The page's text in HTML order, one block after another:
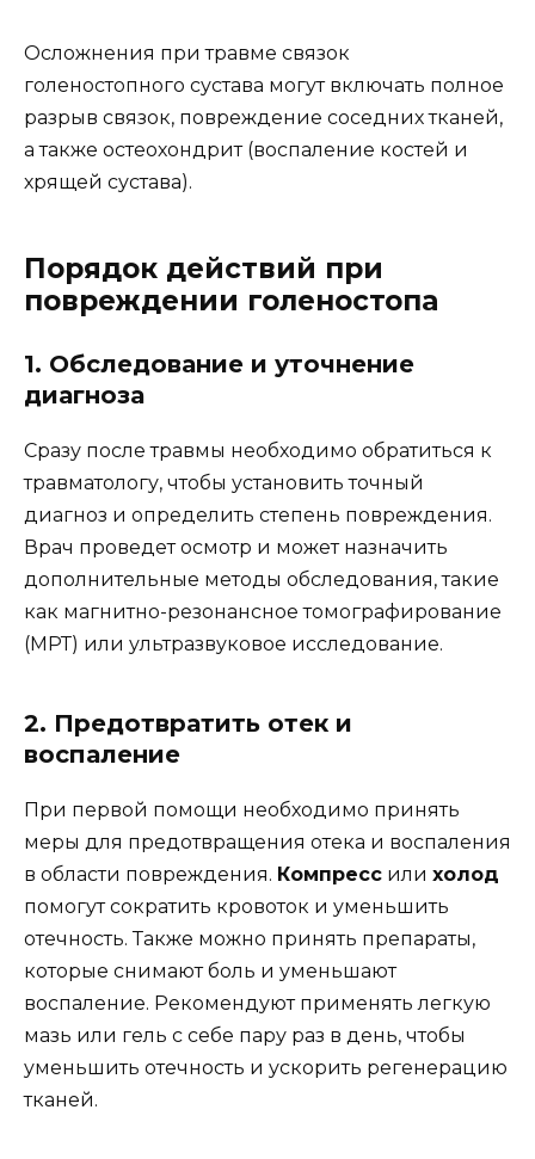
Осложнения при травме связок
голеностопного сустава могут включать полное
разрыв связок, повреждение соседних тканей,
а также остеохондрит (воспаление костей и
хрящей сустава).
Порядок действий при
повреждении голеностопа
1. Обследование и уточнение
диагноза
Сразу после травмы необходимо обратиться к
травматологу, чтобы установить точный
диагноз и определить степень повреждения.
Врач проведет осмотр и может назначить
дополнительные методы обследования, такие
как магнитно-резонансное томографирование
(МРТ) или ультразвуковое исследование.
2. Предотвратить отек и
воспаление
При первой помощи необходимо принять
меры для предотвращения отека и воспаления
в области повреждения. Компресс или холод
помогут сократить кровоток и уменьшить
отечность. Также можно принять препараты,
которые снимают боль и уменьшают
воспаление. Рекомендуют применять легкую
мазь или гель с себе пару раз в день, чтобы
уменьшить отечность и ускорить регенерацию
тканей.